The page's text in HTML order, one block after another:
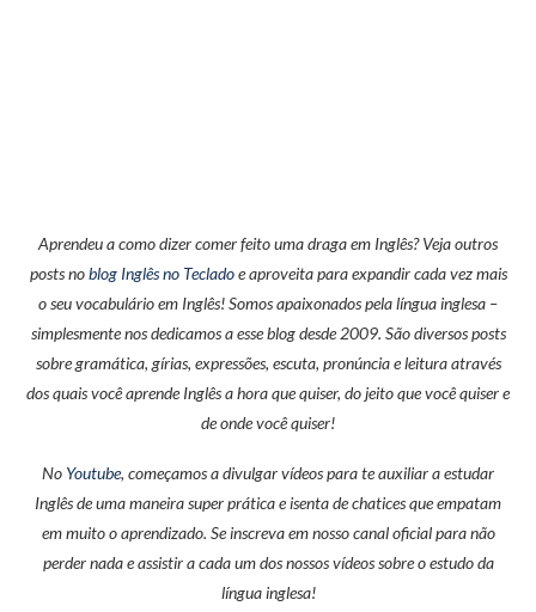
Aprendeu a como dizer comer feito uma draga em Inglês? Veja outros
posts noblog Inglês no Tecladoe aproveita para expandir cada vez mais
o seu vocabulário em Inglês! Somos apaixonados pela língua inglesa –
simplesmente nos dedicamos a esse blog desde 2009. São diversos posts
sobre gramática, gírias, expressões, escuta, pronúncia e leitura através
dos quais você aprende Inglês a hora que quiser, do jeito que você quiser e
de onde você quiser!
No Youtube, começamos a divulgar vídeos para te auxiliar a estudar
Inglês de uma maneira super prática e isenta de chatices que empatam
em muito o aprendizado. Se inscreva em nosso canal oficial para não
perder nada e assistir a cada um dos nossos vídeos sobre o estudo da
língua inglesa!